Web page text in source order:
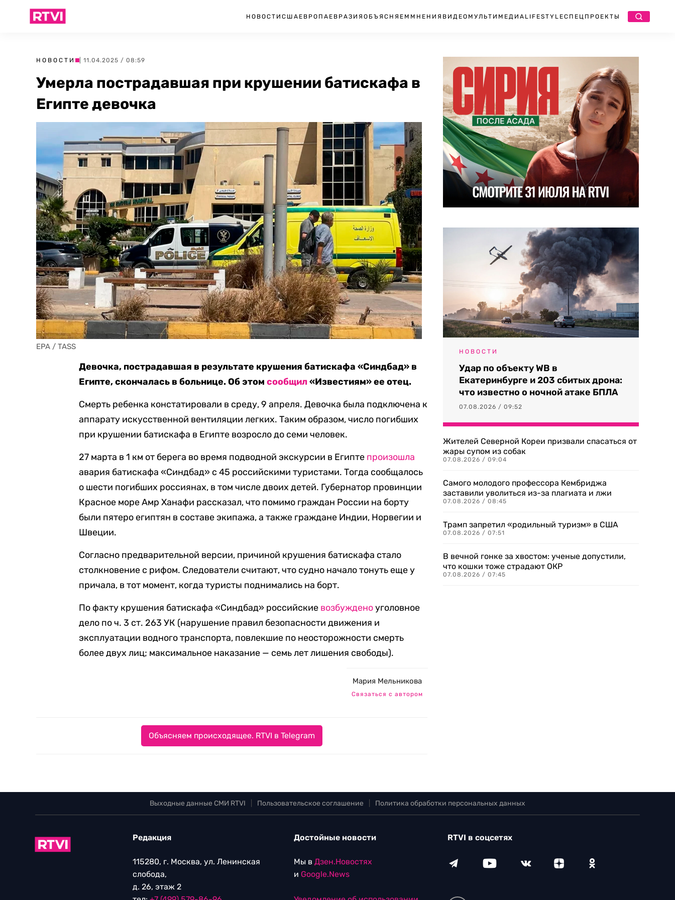
НОВОСТИ США ЕВРОПА ЕВРАЗИЯ ОБЪЯСНЯЕМ МНЕНИЯ ВИДЕО МУЛЬТИМЕДИА LIFESTYLEСПЕЦПРОЕКТЫ
НОВОСТИ | 11.04.2025 / 08:59
Умерла пострадавшая при крушении батискафа в
Египте девочка
EPA / TASS
Девочка, пострадавшая в результате крушения батискафа «Синдбад» в
Египте, скончалась в больнице. Об этомсообщил«Известиям» ее отец.
Смерть ребенка констатировали в среду, 9 апреля. Девочка была подключена к
аппарату искусственной вентиляции легких. Таким образом, число погибших
при крушении батискафа в Египте возросло до семи человек.
27 марта в 1 км от берега во время подводной экскурсии в Египте произошла
авария батискафа «Синдбад» с 45 российскими туристами. Тогда сообщалось
о шести погибших россиянах, в том числе двоих детей. Губернатор провинции
Красное море Амр Ханафи рассказал, что помимо граждан России на борту
были пятеро египтян в составе экипажа, а также граждане Индии, Норвегии и
Швеции.
Согласно предварительной версии, причиной крушения батискафа стало
столкновение с рифом. Следователи считают, что судно начало тонуть еще у
причала, в тот момент, когда туристы поднимались на борт.
По факту крушения батискафа «Синдбад» российские возбужденоуголовное
дело по ч. 3 ст. 263 УК (нарушение правил безопасности движения и
эксплуатации водного транспорта, повлекшие по неосторожности смерть
более двух лиц; максимальное наказание — семь лет лишения свободы).
Мария Мельникова
Связаться с автором
Объясняем происходящее. RTVI в Telegram
НОВОСТИ
Удар по объекту WB в
Екатеринбурге и 203 сбитых дрона:
что известно о ночной атаке БПЛА
07.08.2026 / 09:52
Жителей Северной Кореи призвали спасаться от
жары супом из собак
07.08.2026 / 09:04
Самого молодого профессора Кембриджа
заставили уволиться из-за плагиата и лжи
07.08.2026 / 08:45
Трамп запретил «родильный туризм» в США
07.08.2026 / 07:51
В вечной гонке за хвостом: ученые допустили,
что кошки тоже страдают ОКР
07.08.2026 / 07:45
Выходные данные СМИ RTVI Пользовательское соглашение Политика обработки персональных данных
Редакция
115280, г. Москва, ул. Ленинская
слобода,
д. 26, этаж 2
Достойные новости
Мы в Дзен.Новостях
и Google.News
RTVI в соцсетях